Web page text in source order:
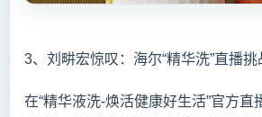
3、刘畊宏惊叹：海尔“精华洗”直播挑
在“精华液洗-焕活健康好生活”官方直